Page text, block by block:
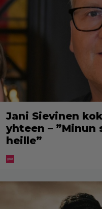
Jani Sievinen
yhteen –
heille”